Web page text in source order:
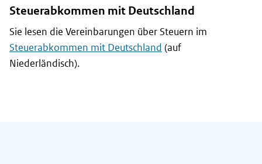
Steuerabkommen mit Deutschland
Sie lesen die Vereinbarungen über Steuern im
Steuerabkommen mit Deutschland (auf
Niederländisch).